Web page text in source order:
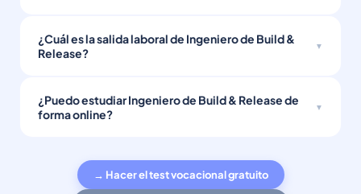
¿Cuál es la salida laboral de Ingeniero de Build &
Release?
¿Puedo estudiar Ingeniero de Build & Release de
forma online?
→ Hacer el test vocacional gratuito